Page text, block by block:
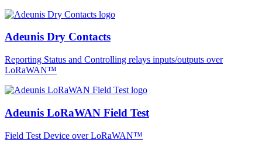
Adeunis Dry Contacts
Reporting Status and Controlling relays inputs/outputs over
LoRaWAN™
Adeunis LoRaWAN Field Test
Field Test Device over LoRaWAN™